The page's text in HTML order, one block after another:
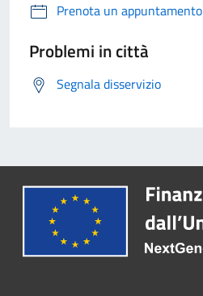
Prenota un appuntamento
Problemi in città
Segnala disservizio